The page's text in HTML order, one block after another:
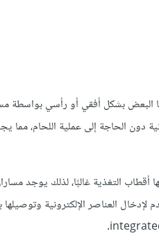
بشكل أفقي أو رأسي بواسطة
دون الحاجة إلى عملية اللحام، مما
التغذية غالبًا، لذلك يوجد
العناصر الإلكترونية